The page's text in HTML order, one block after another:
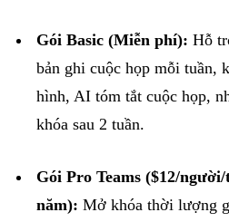
Gói Basic (Miễn phí): Hỗ
bản ghi cuộc họp mỗi tuần,
hình, AI tóm tắt cuộc họp,
khóa sau 2 tuần.
Gói Pro Teams ($12/người/
năm): Mở khóa thời lượng